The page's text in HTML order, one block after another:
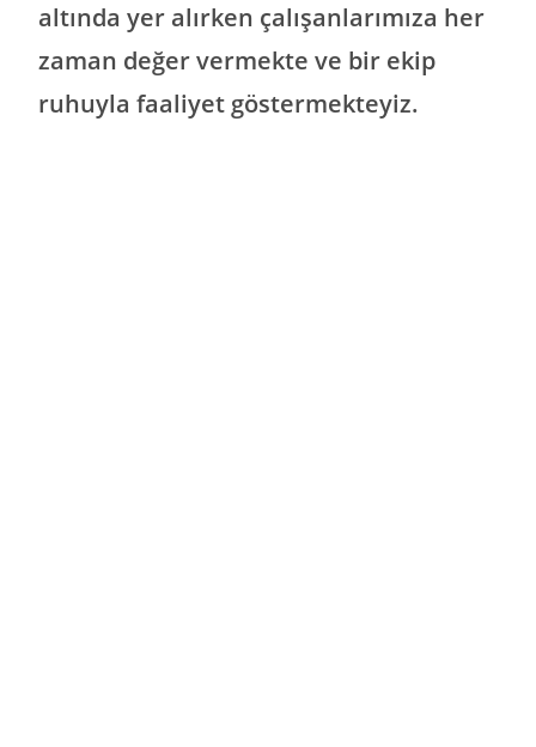
altında yer alırken çalışanlarımıza her
zaman değer vermekte ve bir ekip
ruhuyla faaliyet göstermekteyiz.